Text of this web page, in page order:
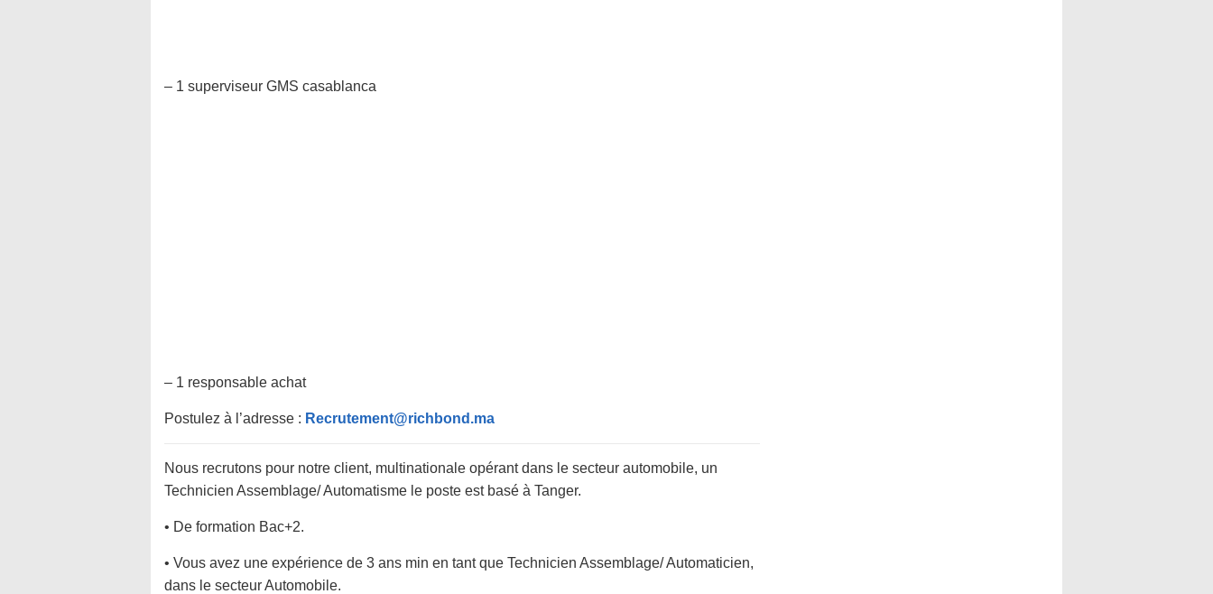
– 1 superviseur GMS casablanca
– 1 responsable achat
Postulez à l’adresse : Recrutement@richbond.ma
Nous recrutons pour notre client, multinationale opérant dans le secteur automobile, un
Technicien Assemblage/ Automatisme le poste est basé à Tanger.
• De formation Bac+2.
• Vous avez une expérience de 3 ans min en tant que Technicien Assemblage/ Automaticien,
dans le secteur Automobile.